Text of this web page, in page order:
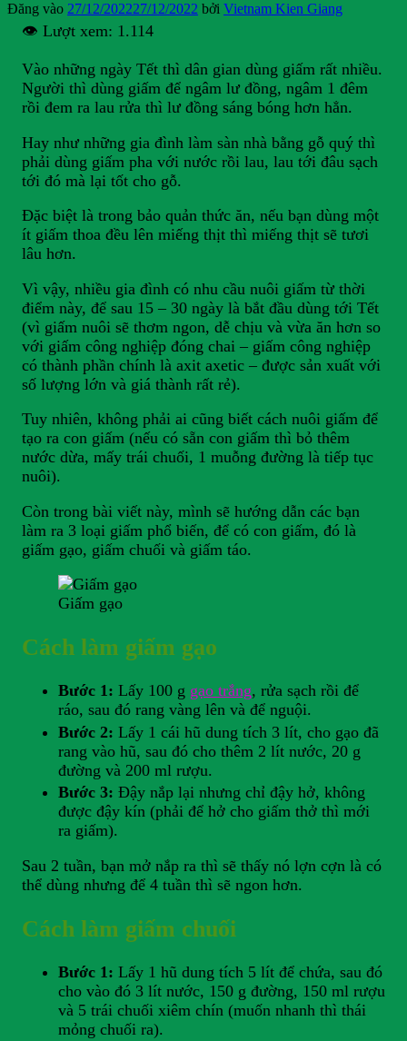
Đăng vào 27/12/202227/12/2022 bởi Vietnam Kien Giang
👁️ Lượt xem: 1.114
Vào những ngày Tết thì dân gian dùng giấm rất nhiều.
Người thì dùng giấm để ngâm lư đồng, ngâm 1 đêm
rồi đem ra lau rửa thì lư đồng sáng bóng hơn hẳn.
Hay như những gia đình làm sàn nhà bằng gỗ quý thì
phải dùng giấm pha với nước rồi lau, lau tới đâu sạch
tới đó mà lại tốt cho gỗ.
Đặc biệt là trong bảo quản thức ăn, nếu bạn dùng một
ít giấm thoa đều lên miếng thịt thì miếng thịt sẽ tươi
lâu hơn.
Vì vậy, nhiều gia đình có nhu cầu nuôi giấm từ thời
điểm này, để sau 15 – 30 ngày là bắt đầu dùng tới Tết
(vì giấm nuôi sẽ thơm ngon, dễ chịu và vừa ăn hơn so
với giấm công nghiệp đóng chai – giấm công nghiệp
có thành phần chính là axit axetic – được sản xuất với
số lượng lớn và giá thành rất rẻ).
Tuy nhiên, không phải ai cũng biết cách nuôi giấm để
tạo ra con giấm (nếu có sẵn con giấm thì bỏ thêm
nước dừa, mấy trái chuối, 1 muỗng đường là tiếp tục
nuôi).
Còn trong bài viết này, mình sẽ hướng dẫn các bạn
làm ra 3 loại giấm phổ biến, để có con giấm, đó là
giấm gạo, giấm chuối và giấm táo.
Giấm gạo
Cách làm giấm gạo
Bước 1: Lấy 100 g gạo trắng, rửa sạch rồi để
ráo, sau đó rang vàng lên và để nguội.
Bước 2: Lấy 1 cái hũ dung tích 3 lít, cho gạo đã
rang vào hũ, sau đó cho thêm 2 lít nước, 20 g
đường và 200 ml rượu.
Bước 3: Đậy nắp lại nhưng chỉ đậy hở, không
được đậy kín (phải để hở cho giấm thở thì mới
ra giấm).
Sau 2 tuần, bạn mở nắp ra thì sẽ thấy nó lợn cợn là có
thể dùng nhưng để 4 tuần thì sẽ ngon hơn.
Cách làm giấm chuối
Bước 1: Lấy 1 hũ dung tích 5 lít để chứa, sau đó
cho vào đó 3 lít nước, 150 g đường, 150 ml rượu
và 5 trái chuối xiêm chín (muốn nhanh thì thái
mỏng chuối ra).